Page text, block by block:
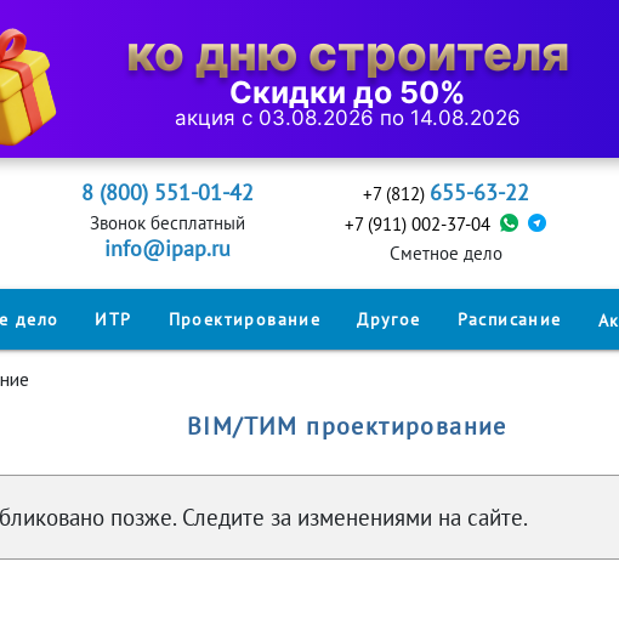
ко дню строителя
Скидки до 50%
акция с 03.08.2026 по 14.08.2026
8 (800) 551-01-42
Звонок бесплатный
info@ipap.ru
+7 (812) 655-63-22
+7 (911) 002-37-04
Cметное дело
дело ИТР Проектирование Другое Расписание
BIM/ТИМ проектирование
позже. Следите за изменениями на сайте.